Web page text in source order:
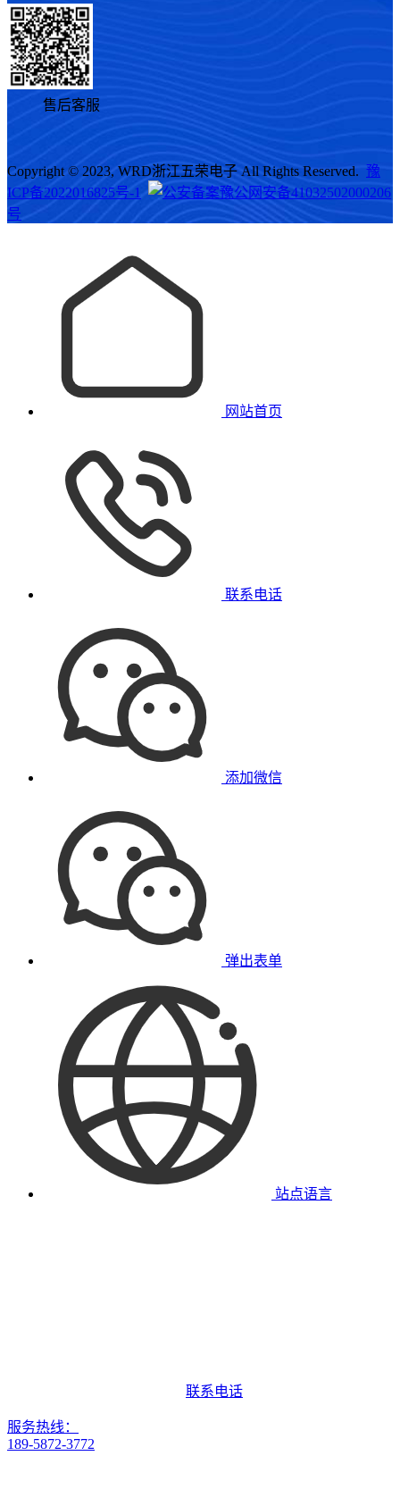
售后客服
Copyright © 2023, WRD浙江五荣电子 All Rights Reserved. 豫
ICP备2022016825号-1
豫公网安备41032502000206
号
网站首页
联系电话
添加微信
弹出表单
站点语言
联系电话
服务热线：
189-5872-3772